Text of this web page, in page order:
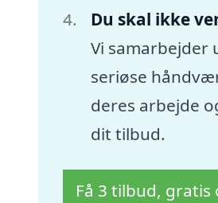
Du skal ikke
Vi samarbejder
seriøse
deres arbejde
dit tilbud.
Få 3 tilbud,